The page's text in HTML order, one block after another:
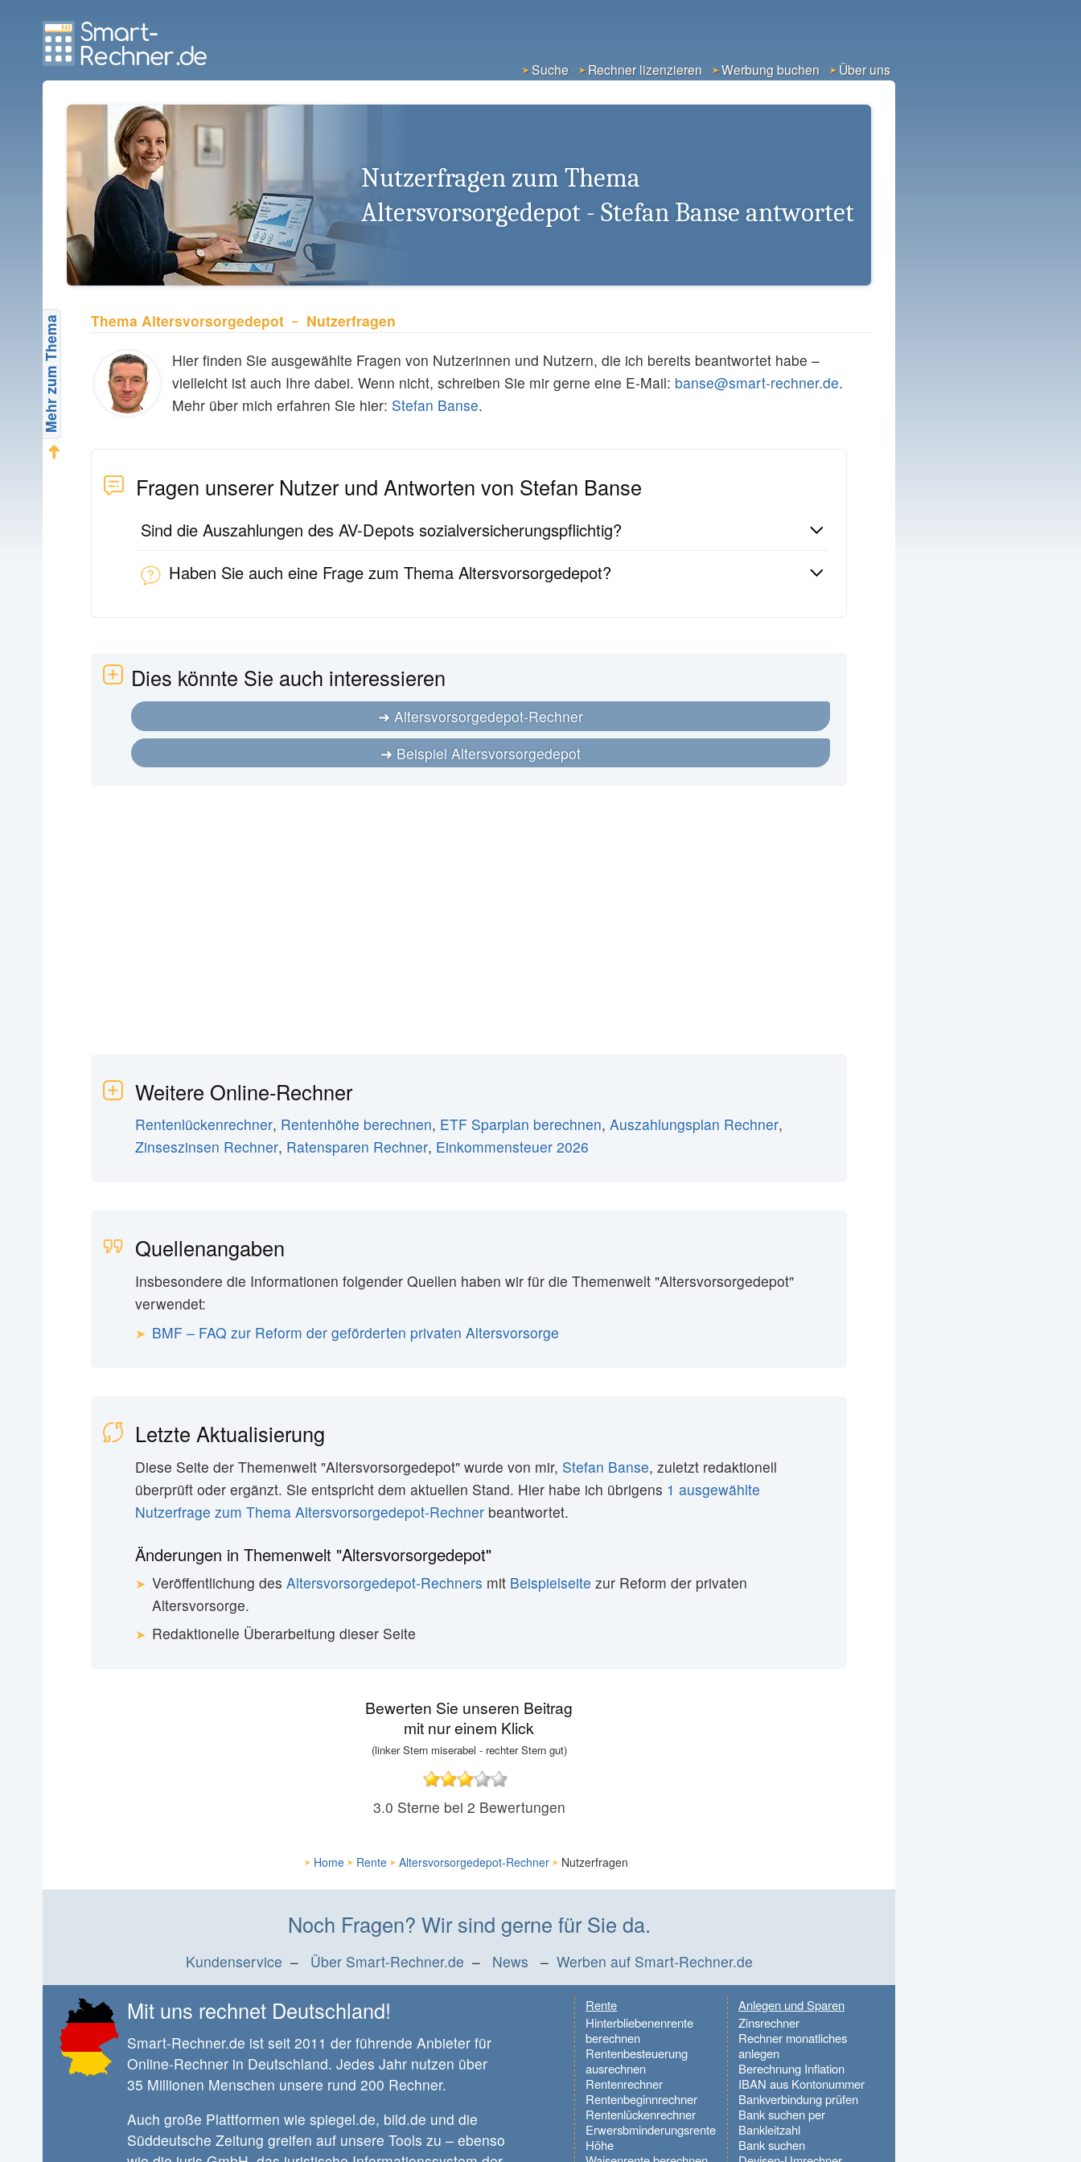
Über uns
Werbung buchen
Rechner lizenzieren
Suche
Mehr zum Thema
Altersvorsorgedepot-Rechner
Beispiel Altersvorsorgedepot
Nutzerfragen
Alle Smart-Rechner
➜
Nutzerfragen zum Thema
Altersvorsorgedepot - Stefan Banse antwortet
Thema Altersvorsorgedepot ﹣ Nutzerfragen
Hier finden Sie ausgewählte Fragen von Nutzerinnen und Nutzern, die ich bereits beantwortet habe –
vielleicht ist auch Ihre dabei. Wenn nicht, schreiben Sie mir gerne eine E-Mail: banse@smart-rechner.de.
Mehr über mich erfahren Sie hier: Stefan Banse.
Fragen unserer Nutzer und Antworten von Stefan Banse
Sind die Auszahlungen des AV-Depots sozialversicherungspflichtig?
Haben Sie auch eine Frage zum Thema Altersvorsorgedepot?
Dies könnte Sie auch interessieren
Altersvorsorgedepot-Rechner
Beispiel Altersvorsorgedepot
Weitere Online-Rechner
Rentenlückenrechner, Rentenhöhe berechnen, ETF Sparplan berechnen, Auszahlungsplan Rechner,
Zinseszinsen Rechner, Ratensparen Rechner, Einkommensteuer 2026
Quellenangaben
Insbesondere die Informationen folgender Quellen haben wir für die Themenwelt "Altersvorsorgedepot"
verwendet:
BMF – FAQ zur Reform der geförderten privaten Altersvorsorge
Letzte Aktualisierung
Diese Seite der Themenwelt "Altersvorsorgedepot" wurde von mir, Stefan Banse, zuletzt redaktionell
überprüft oder ergänzt. Sie entspricht dem aktuellen Stand. Hier habe ich übrigens 1 ausgewählte
Nutzerfrage zum Thema Altersvorsorgedepot-Rechner beantwortet.
Änderungen in Themenwelt "Altersvorsorgedepot"
Veröffentlichung des Altersvorsorgedepot-Rechners mit Beispielseite zur Reform der privaten
Altersvorsorge.
Redaktionelle Überarbeitung dieser Seite
Bewerten Sie unseren Beitrag
mit nur einem Klick
(linker Stern miserabel - rechter Stern gut)
3.0 Sterne bei 2 Bewertungen
Home Rente Altersvorsorgedepot-Rechner Nutzerfragen
Noch Fragen? Wir sind gerne für Sie da.
Kundenservice – Über Smart-Rechner.de – News – Werben auf Smart-Rechner.de
Rente
Hinterbliebenenrente
berechnen
Rentenbesteuerung
ausrechnen
Rentenrechner
Rentenbeginnrechner
Rentenlückenrechner
Erwersbminderungsrente
Höhe
Anlegen und Sparen
Zinsrechner
Rechner monatliches
anlegen
Berechnung Inflation
IBAN aus Kontonummer
Bankverbindung prüfen
Bank suchen per
Bankleitzahl
Bank suchen
Mit uns rechnet Deutschland!
Smart-Rechner.de ist seit 2011 der führende Anbieter für
Online-Rechner in Deutschland. Jedes Jahr nutzen über
35 Millionen Menschen unsere rund 200 Rechner.
Auch große Plattformen wie spiegel.de, bild.de und die
Süddeutsche Zeitung greifen auf unsere Tools zu – ebenso